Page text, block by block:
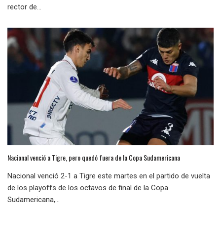
rector de...
Nacional venció a Tigre, pero quedó fuera de la Copa Sudamericana
Nacional venció 2-1 a Tigre este martes en el partido de vuelta
de los playoffs de los octavos de final de la Copa
Sudamericana,...